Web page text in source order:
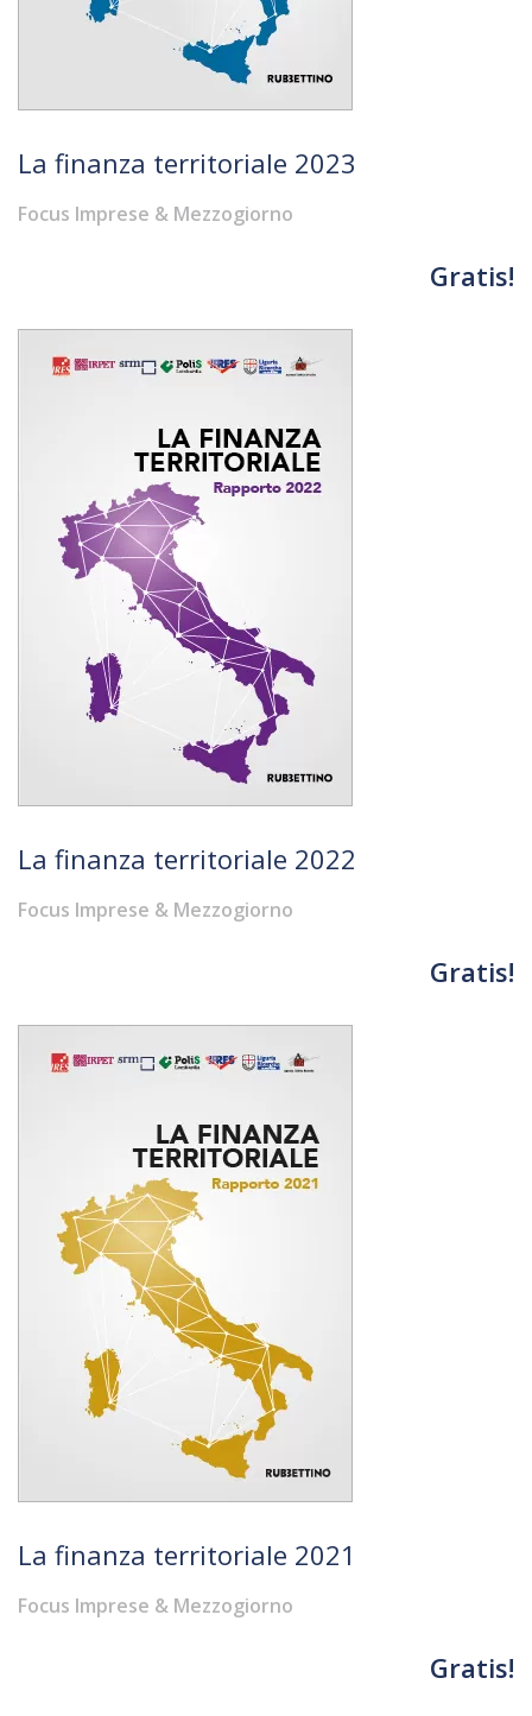
La finanza territoriale 2023
Focus Imprese & Mezzogiorno
Gratis!
La finanza territoriale 2022
Focus Imprese & Mezzogiorno
Gratis!
La finanza territoriale 2021
Focus Imprese & Mezzogiorno
Gratis!